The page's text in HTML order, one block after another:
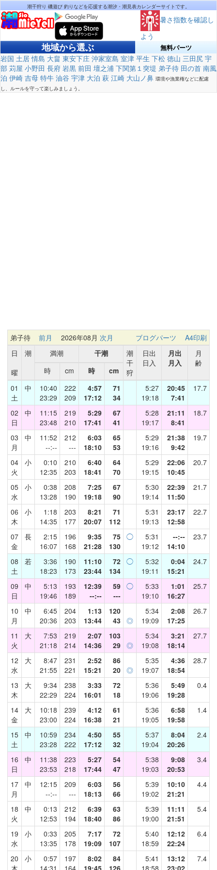
潮干狩り 磯遊び 釣りなどを応援する潮汐・潮見表カレンダーサイトです。
暑さ指数を確認し
よう
地域から選ぶ 無料パーツ
岩国 土居 情島 大畠 東安下庄 沖家室島 室津 平生 下松 徳山 三田尻 宇
部 苅屋 小野田 長府 岩黒 前田 壇之浦 下関第１突堤 弟子待 田の首 南風
泊 伊崎 吉母 特牛 油谷 宇津 大泊 萩 江崎 大山ノ鼻 環境や漁業権などに配慮
し、ルールを守って楽しみましょう。
弟子待 前月 2026年08月 次月 ブログパーツ
A4印刷
日
曜
潮 満潮 干潮
潮
干
狩
日出
日入
月出
月入
月
齢
時
cm 時
cm
01
土
中
10:40
23:29
222
209
4:57
17:12
71
34
5:27
19:18
20:45
7:41
17.7
02
日
中
11:15
23:48
219
210
5:29
17:41
67
41
5:28
19:17
21:11
8:41
18.7
03
月
中
11:52
--:--
212
---
6:03
18:10
65
53
5:29
19:16
21:38
9:42
19.7
04
火
小
0:10
12:35
210
203
6:40
18:41
64
70
5:29
19:15
22:06
10:45
20.7
05
水
小
0:38
13:28
208
190
7:25
19:18
67
90
5:30
19:14
22:39
11:50
21.7
06
木
小
1:18
14:35
203
177
8:21
20:07
71
112
5:31
19:13
23:17
12:58
22.7
07
金
長
2:15
16:07
196
168
9:35
21:28
75
130
◯
5:31
19:12
--:--
14:10
23.7
08
土
若
3:36
18:23
190
173
11:10
23:44
72
134
◯
5:32
19:11
0:04
15:21
24.7
09
日
中
5:13
19:46
193
189
12:39
--:--
59
---
◯
5:33
19:10
1:01
16:27
25.7
10
月
中
6:45
20:36
204
203
1:13
13:44
120
43 ◎
5:34
19:09
2:08
17:25
26.7
11
火
大
7:53
21:18
219
214
2:07
14:36
103
29 ◎
5:34
19:08
3:21
18:14
27.7
12
水
大
8:47
21:55
231
221
2:52
15:21
86
20 ◎
5:35
19:07
4:36
18:54
28.7
13
木
大
9:34
22:29
238
224
3:33
16:01
72
18
5:36
19:06
5:49
19:28
0.4
14
金
大
10:18
23:00
239
224
4:12
16:38
61
21
5:36
19:05
6:58
19:58
1.4
15
土
中
10:59
23:28
234
222
4:50
17:12
55
32
5:37
19:04
8:04
20:26
2.4
16
日
中
11:38
23:53
223
218
5:27
17:44
54
47
5:38
19:03
9:08
20:53
3.4
17
月
中
12:15
--:--
209
---
6:03
18:13
56
66
5:39
19:02
10:10
21:21
4.4
18
火
中
0:13
12:53
212
194
6:39
18:40
63
86
5:39
19:00
11:11
21:51
5.4
19
水
小
0:33
13:35
205
178
7:17
19:09
72
107
5:40
18:59
12:12
22:24
6.4
20
木
小
0:57
14:31
197
164
8:02
19:45
84
126
5:41
18:58
13:12
23:02
7.4